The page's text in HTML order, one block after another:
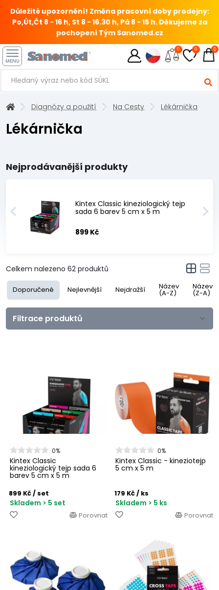
Důležité upozornění! Změna pracovní doby prodejny:
Po,Út,Čt 8 - 16 h, St 8 - 16.30 h, Pá 8 - 15 h. Děkujeme za
pochopení Tým Sanomed.cz
MENU
0 0 0
Diagnózy a použití Na Cesty Lékárnička
Lékárnička
Nejprodávanější produkty
Kintex Classic kineziologický tejp
sada 6 barev 5 cm x 5 m
899 Kč
Celkem nalezeno 62 produktů
Doporučené Nejlevnější Nejdražší Název
(A-Z)
Název
(Z-A)
Filtrace produktů
0%
Kintex Classic
kineziologický tejp sada 6
barev 5 cm x 5 m
899 Kč/ set
Skladem > 5 set
Porovnat
0%
Kintex Classic - kineziotejp
5 cm x 5 m
179 Kč/ ks
Skladem > 5 ks
Porovnat